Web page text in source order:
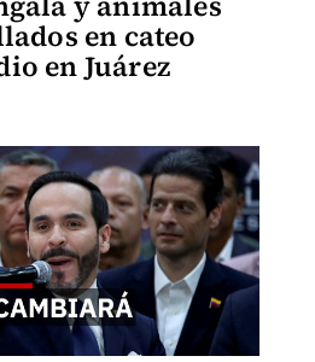
en cateo
en Juárez